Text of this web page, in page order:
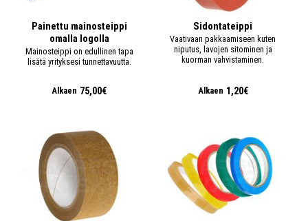
Painettu mainosteippi
omalla logolla
Mainosteippi on edullinen tapa
lisätä yrityksesi tunnettavuutta.
Alkaen 75,00€
Sidontateippi
Vaativaan pakkaamiseen kuten
niputus, lavojen sitominen ja
kuorman vahvistaminen.
Alkaen 1,20€